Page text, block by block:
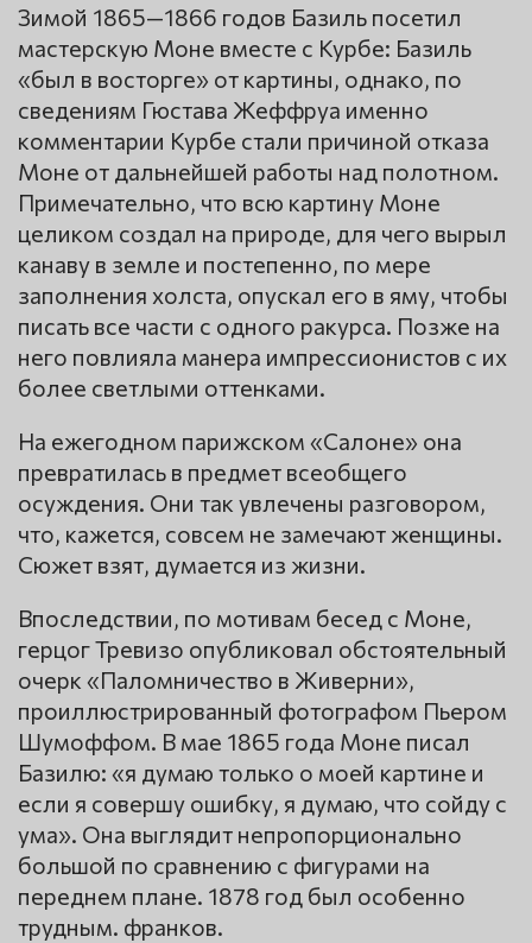
Зимой 1865—1866 годов Базиль посетил
мастерскую Моне вместе с Курбе: Базиль
«был в восторге» от картины, однако, по
сведениям Гюстава Жеффруа именно
комментарии Курбе стали причиной отказа
Моне от дальнейшей работы над полотном.
Примечательно, что всю картину Моне
целиком создал на природе, для чего вырыл
канаву в земле и постепенно, по мере
заполнения холста, опускал его в яму, чтобы
писать все части с одного ракурса. Позже на
него повлияла манера импрессионистов с их
более светлыми оттенками.
На ежегодном парижском «Салоне» она
превратилась в предмет всеобщего
осуждения. Они так увлечены разговором,
что, кажется, совсем не замечают женщины.
Сюжет взят, думается из жизни.
Впоследствии, по мотивам бесед с Моне,
герцог Тревизо опубликовал обстоятельный
очерк «Паломничество в Живерни»,
проиллюстрированный фотографом Пьером
Шумоффом. В мае 1865 года Моне писал
Базилю: «я думаю только о моей картине и
если я совершу ошибку, я думаю, что сойду с
ума». Она выглядит непропорционально
большой по сравнению с фигурами на
переднем плане. 1878 год был особенно
трудным. франков.